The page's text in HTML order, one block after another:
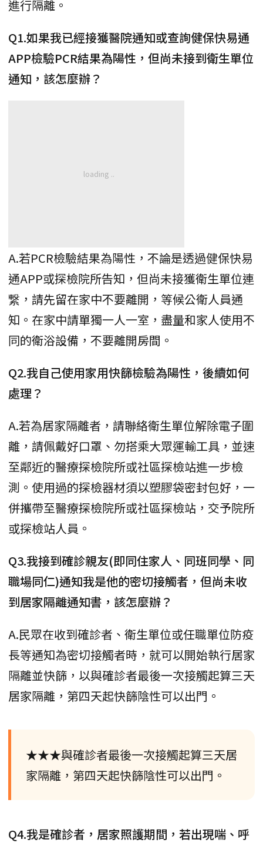
進行隔離。
Q1.如果我已經接獲醫院通知或查詢健保快易通
APP檢驗PCR結果為陽性，但尚未接到衛生單位
通知，該怎麼辦？
A.若PCR檢驗結果為陽性，不論是透過健保快易
通APP或探檢院所告知，但尚未接獲衛生單位連
繋，請先留在家中不要離開，等候公衛人員通
知。在家中請單獨一人一室，盡量和家人使用不
同的衛浴設備，不要離開房間。
Q2.我自己使用家用快篩檢驗為陽性，後續如何
處理？
A.若為居家隔離者，請聯絡衛生單位解除電子圍
離，請佩戴好口罩、勿搭乘大眾運輸工具，並速
至鄰近的醫療探檢院所或社區探檢站進一步檢
測。使用過的探檢器材須以塑膠袋密封包好，一
併攜帶至醫療探檢院所或社區探檢站，交予院所
或探檢站人員。
Q3.我接到確診親友(即同住家人、同班同學、同
職場同仁)通知我是他的密切接觸者，但尚未收
到居家隔離通知書，該怎麼辦？
A.民眾在收到確診者、衛生單位或任職單位防疫
長等通知為密切接觸者時，就可以開始執行居家
隔離並快篩，以與確診者最後一次接觸起算三天
居家隔離，第四天起快篩陰性可以出門。
★★★與確診者最後一次接觸起算三天居
家隔離，第四天起快篩陰性可以出門。
Q4.我是確診者，居家照護期間，若出現喘、呼